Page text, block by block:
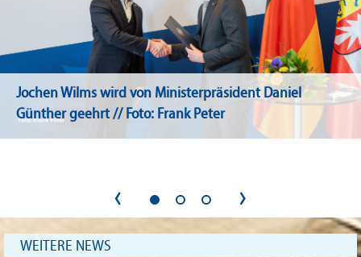
Jochen Wilms wird von Ministerpräsident Daniel
Günther geehrt // Foto: Frank Peter
‹ ›
WEITERE NEWS